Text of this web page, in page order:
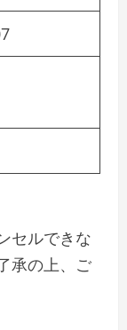
セルできな
承の上、ご